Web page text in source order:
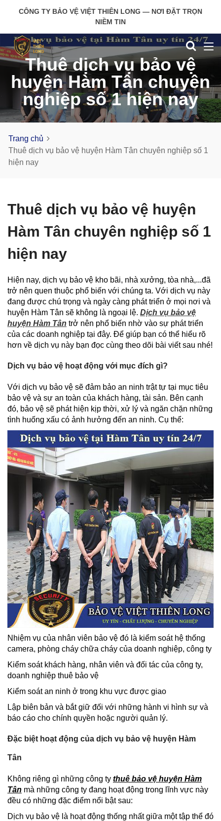
CÔNG TY BẢO VỆ VIỆT THIÊN LONG — NƠI ĐẶT TRỌN
NIỀM TIN
Thuê dịch vụ bảo vệ
huyện Hàm Tân chuyên
nghiệp số 1 hiện nay
Trang chủ
Thuê dịch vụ bảo vệ huyện Hàm Tân chuyên nghiệp số 1
hiện nay
Thuê dịch vụ bảo vệ huyện
Hàm Tân chuyên nghiệp số 1
hiện nay
Hiện nay, dịch vụ bảo vệ kho bãi, nhà xưởng, tòa nhà,...đã
trở nên quen thuộc phổ biến với chúng ta. Với dịch vụ này
đang được chú trọng và ngày càng phát triển ở mọi nơi và
huyện Hàm Tân sẽ không là ngoại lệ. Dịch vụ bảo vệ
huyện Hàm Tân trở nên phổ biến nhờ vào sự phát triển
của các doanh nghiệp tại đây. Để giúp bạn có thể hiểu rõ
hơn về dịch vụ này bạn đọc cùng theo dõi bài viết sau nhé!
Dịch vụ bảo vệ hoạt động với mục đích gì?
Với dịch vụ bảo vệ sẽ đảm bảo an ninh trật tự tại mục tiêu
bảo vệ và sự an toàn của khách hàng, tài sản. Bên cạnh
đó, bảo vệ sẽ phát hiện kịp thời, xử lý và ngăn chặn những
tình huống xấu có ảnh hưởng đến an ninh. Cụ thể:
Nhiệm vụ của nhân viên bảo vệ đó là kiểm soát hệ thống
camera, phòng cháy chữa cháy của doanh nghiệp, công ty
Kiểm soát khách hàng, nhân viên và đối tác của công ty,
doanh nghiệp thuê bảo vệ
Kiểm soát an ninh ở trong khu vực được giao
Lập biên bản và bắt giữ đối với những hành vi hình sự và
báo cáo cho chính quyền hoặc người quản lý.
Đặc biệt hoạt động của dịch vụ bảo vệ huyện Hàm
Tân
Không riêng gì những công ty thuê bảo vệ huyện Hàm
Tân mà những công ty đang hoạt động trong lĩnh vực này
đều có những đặc điểm nổi bật sau:
Dịch vụ bảo vệ là hoạt động thống nhất giữa một tập thể đó